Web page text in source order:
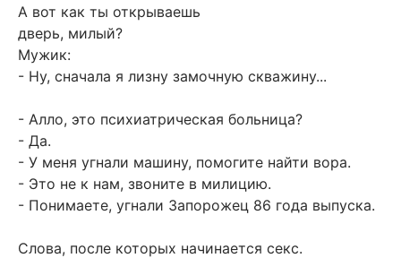
А вот как ты открываешь
дверь, милый?
Мужик:
- Ну, сначала я лизну замочную скважину...
- Алло, это психиатрическая больница?
- Да.
- У меня угнали машину, помогите найти вора.
- Это не к нам, звоните в милицию.
- Понимаете, угнали Запорожец 86 года выпуска.
Слова, после которых начинается секс.